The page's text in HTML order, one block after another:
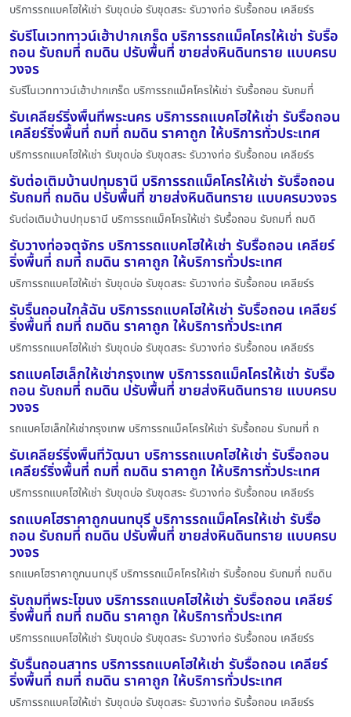
บริการรถแบคโฮให้เช่า รับขุดบ่อ รับขุดสระ รับวางท่อ รับรื้อถอน เคลียร์ร
รับรีโนเวททาวน์เฮ้าปากเกร็ด บริการรถแม็คโครให้เช่า รับรื้อ
ถอน รับถมที่ ถมดิน ปรับพื้นที่ ขายส่งหินดินทราย แบบครบ
วงจร
รับรีโนเวททาวน์เฮ้าปากเกร็ด บริการรถแม็คโครให้เช่า รับรื้อถอน รับถมที่
รับเคลียร์ริ่งพื้นที่พระนคร บริการรถแบคโฮให้เช่า รับรื้อถอน
เคลียร์ริ่งพื้นที่ ถมที่ ถมดิน ราคาถูก ให้บริการทั่วประเทศ
บริการรถแบคโฮให้เช่า รับขุดบ่อ รับขุดสระ รับวางท่อ รับรื้อถอน เคลียร์ร
รับต่อเติมบ้านปทุมธานี บริการรถแม็คโครให้เช่า รับรื้อถอน
รับถมที่ ถมดิน ปรับพื้นที่ ขายส่งหินดินทราย แบบครบวงจร
รับต่อเติมบ้านปทุมธานี บริการรถแม็คโครให้เช่า รับรื้อถอน รับถมที่ ถมดิ
รับวางท่อจตุจักร บริการรถแบคโฮให้เช่า รับรื้อถอน เคลียร์
ริ่งพื้นที่ ถมที่ ถมดิน ราคาถูก ให้บริการทั่วประเทศ
บริการรถแบคโฮให้เช่า รับขุดบ่อ รับขุดสระ รับวางท่อ รับรื้อถอน เคลียร์ร
รับรื้นถอนใกล้ฉัน บริการรถแบคโฮให้เช่า รับรื้อถอน เคลียร์
ริ่งพื้นที่ ถมที่ ถมดิน ราคาถูก ให้บริการทั่วประเทศ
บริการรถแบคโฮให้เช่า รับขุดบ่อ รับขุดสระ รับวางท่อ รับรื้อถอน เคลียร์ร
รถแบคโฮเล็กให้เช่ากรุงเทพ บริการรถแม็คโครให้เช่า รับรื้อ
ถอน รับถมที่ ถมดิน ปรับพื้นที่ ขายส่งหินดินทราย แบบครบ
วงจร
รถแบคโฮเล็กให้เช่ากรุงเทพ บริการรถแม็คโครให้เช่า รับรื้อถอน รับถมที่ ถ
รับเคลียร์ริ่งพื้นที่วัฒนา บริการรถแบคโฮให้เช่า รับรื้อถอน
เคลียร์ริ่งพื้นที่ ถมที่ ถมดิน ราคาถูก ให้บริการทั่วประเทศ
บริการรถแบคโฮให้เช่า รับขุดบ่อ รับขุดสระ รับวางท่อ รับรื้อถอน เคลียร์ร
รถแบคโฮราคาถูกนนทบุรี บริการรถแม็คโครให้เช่า รับรื้อ
ถอน รับถมที่ ถมดิน ปรับพื้นที่ ขายส่งหินดินทราย แบบครบ
วงจร
รถแบคโฮราคาถูกนนทบุรี บริการรถแม็คโครให้เช่า รับรื้อถอน รับถมที่ ถมดิน
รับถมที่พระโขนง บริการรถแบคโฮให้เช่า รับรื้อถอน เคลียร์
ริ่งพื้นที่ ถมที่ ถมดิน ราคาถูก ให้บริการทั่วประเทศ
บริการรถแบคโฮให้เช่า รับขุดบ่อ รับขุดสระ รับวางท่อ รับรื้อถอน เคลียร์ร
รับรื้นถอนสาทร บริการรถแบคโฮให้เช่า รับรื้อถอน เคลียร์
ริ่งพื้นที่ ถมที่ ถมดิน ราคาถูก ให้บริการทั่วประเทศ
บริการรถแบคโฮให้เช่า รับขุดบ่อ รับขุดสระ รับวางท่อ รับรื้อถอน เคลียร์ร